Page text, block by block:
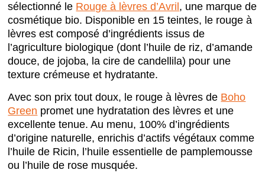
sélectionné le Rouge à lèvres d’Avril , une marque de
cosmétique bio. Disponible en 15 teintes, le rouge à
lèvres est composé d’ingrédients issus de
l’agriculture biologique (dont l’huile de riz, d’amande
douce, de jojoba, la cire de candellila) pour une
texture crémeuse et hydratante.
Avec son prix tout doux, le rouge à lèvres de Boho
Green promet une hydratation des lèvres et une
excellente tenue. Au menu, 100% d’ingrédients
d’origine naturelle, enrichis d’actifs végétaux comme
l’huile de Ricin, l’huile essentielle de pamplemousse
ou l’huile de rose musquée.